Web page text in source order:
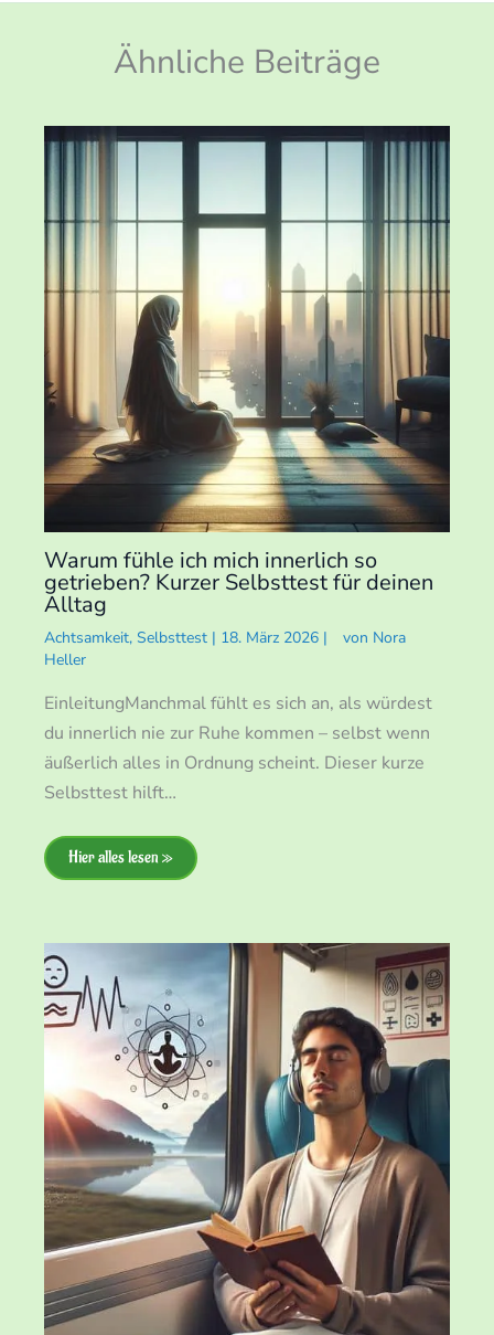
Ähnliche Beiträge
Warum fühle ich mich innerlich so
getrieben? Kurzer Selbsttest für deinen
Alltag
Achtsamkeit, Selbsttest | 18. März 2026 | von Nora
Heller
EinleitungManchmal fühlt es sich an, als würdest
du innerlich nie zur Ruhe kommen – selbst wenn
äußerlich alles in Ordnung scheint. Dieser kurze
Selbsttest hilft…
Hier alles lesen »